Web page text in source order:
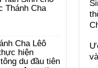
Thánh Cha
Cha Lêô
hiện
du đầu tiên